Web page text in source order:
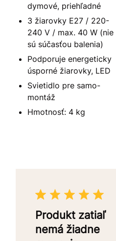
dymové, priehľadné
3 žiarovky E27 / 220-
240 V / max. 40 W (nie
sú súčasťou balenia)
Podporuje energeticky
úsporné žiarovky, LED
Svietidlo pre samo-
montáž
Hmotnosť: 4 kg
Produkt zatiaľ
nemá žiadne